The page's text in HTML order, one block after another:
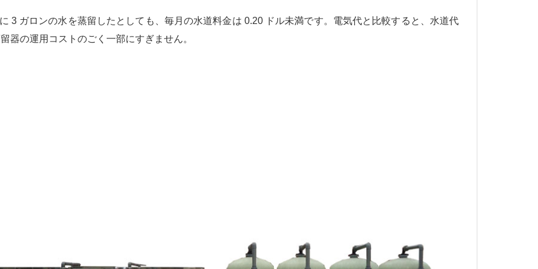
3 ガロンの水を蒸留したとしても、毎月の水道料金は 0.20 ドル未満です。電気代と比較すると、水道代
器の運用コストのごく一部にすぎません。